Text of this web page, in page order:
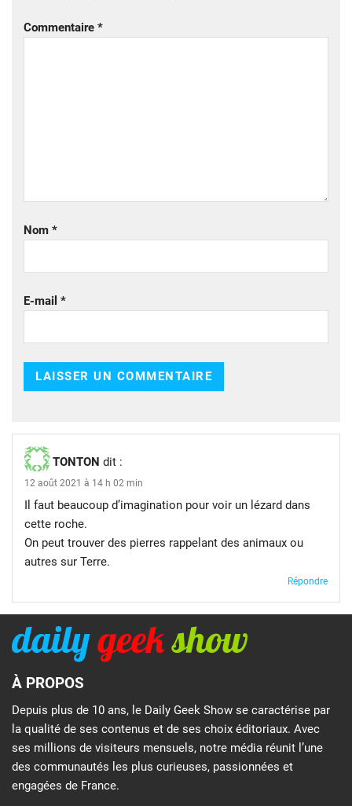
Commentaire *
Nom *
E-mail *
TONTON dit :
12 août 2021 à 14 h 02 min
Il faut beaucoup d’imagination pour voir un lézard dans
cette roche.
On peut trouver des pierres rappelant des animaux ou
autres sur Terre.
Répondre
À PROPOS
Depuis plus de 10 ans, le Daily Geek Show se caractérise par
la qualité de ses contenus et de ses choix éditoriaux. Avec
ses millions de visiteurs mensuels, notre média réunit l’une
des communautés les plus curieuses, passionnées et
engagées de France.